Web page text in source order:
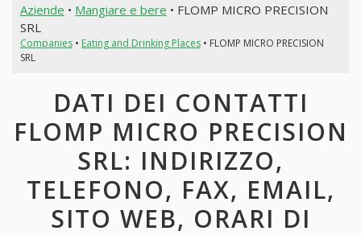
Aziende • Mangiare e bere • FLOMP MICRO PRECISION
SRL
Companies• Eating and Drinking Places• FLOMP MICRO PRECISION
SRL
DATI DEI CONTATTI
FLOMP MICRO PRECISION
SRL: INDIRIZZO,
TELEFONO, FAX, EMAIL,
SITO WEB, ORARI DI